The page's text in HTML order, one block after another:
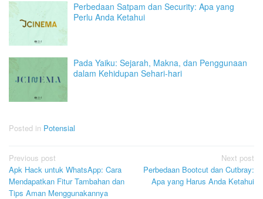
Perbedaan Satpam dan Security: Apa yang
Perlu Anda Ketahui
Pada Yaiku: Sejarah, Makna, dan Penggunaan
dalam Kehidupan Sehari-hari
Posted in Potensial
Post
navigation
Previous post
Apk Hack untuk WhatsApp: Cara
Mendapatkan Fitur Tambahan dan
Tips Aman Menggunakannya
Next post
Perbedaan Bootcut dan Cutbray:
Apa yang Harus Anda Ketahui